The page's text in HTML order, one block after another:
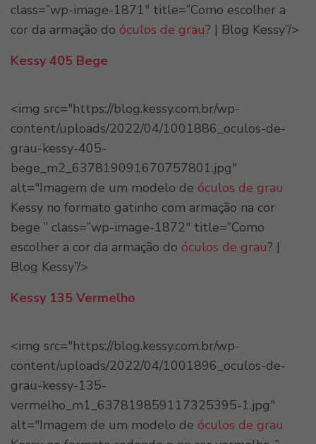
class=”wp-image-1871″ title=”Como escolher a
cor da armação do óculos de grau? | Blog Kessy”/>
Kessy 405 Bege
<img src="https://blog.kessy.com.br/wp-
content/uploads/2022/04/1001886_oculos-de-
grau-kessy-405-
bege_m2_637819091670757801.jpg"
alt="Imagem de um modelo de óculos de grau
Kessy no formato gatinho com armação na cor
bege ” class=”wp-image-1872″ title=”Como
escolher a cor da armação do óculos de grau? |
Blog Kessy”/>
Kessy 135 Vermelho
<img src="https://blog.kessy.com.br/wp-
content/uploads/2022/04/1001896_oculos-de-
grau-kessy-135-
vermelho_m1_637819859117325395-1.jpg"
alt="Imagem de um modelo de óculos de grau